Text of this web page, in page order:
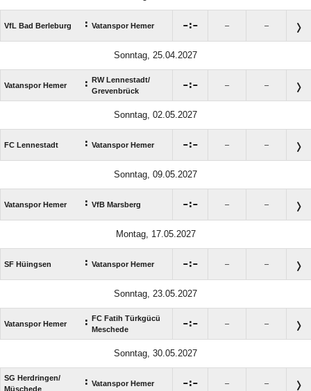
VfL Bad Berleburg : Vatanspor Hemer : – –
Sonntag, 25.04.2027
Vatanspor Hemer : RW Lennestadt/​
Grevenbrück
: – –
Sonntag, 02.05.2027
FC Lennestadt : Vatanspor Hemer : – –
Sonntag, 09.05.2027
Vatanspor Hemer : VfB Marsberg : – –
Montag, 17.05.2027
SF Hüingsen : Vatanspor Hemer : – –
Sonntag, 23.05.2027
Vatanspor Hemer : FC Fatih Türkgücü
Meschede
: – –
Sonntag, 30.05.2027
SG Herdringen/​
Müschede
: Vatanspor Hemer : – –